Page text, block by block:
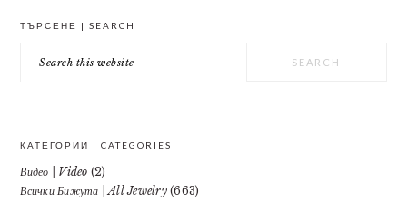
ТЪРСЕНЕ | SEARCH
this
КАТЕГОРИИ | CATEGORIES
Видео | Video (2)
Всички Бижута | All Jewelry(663)